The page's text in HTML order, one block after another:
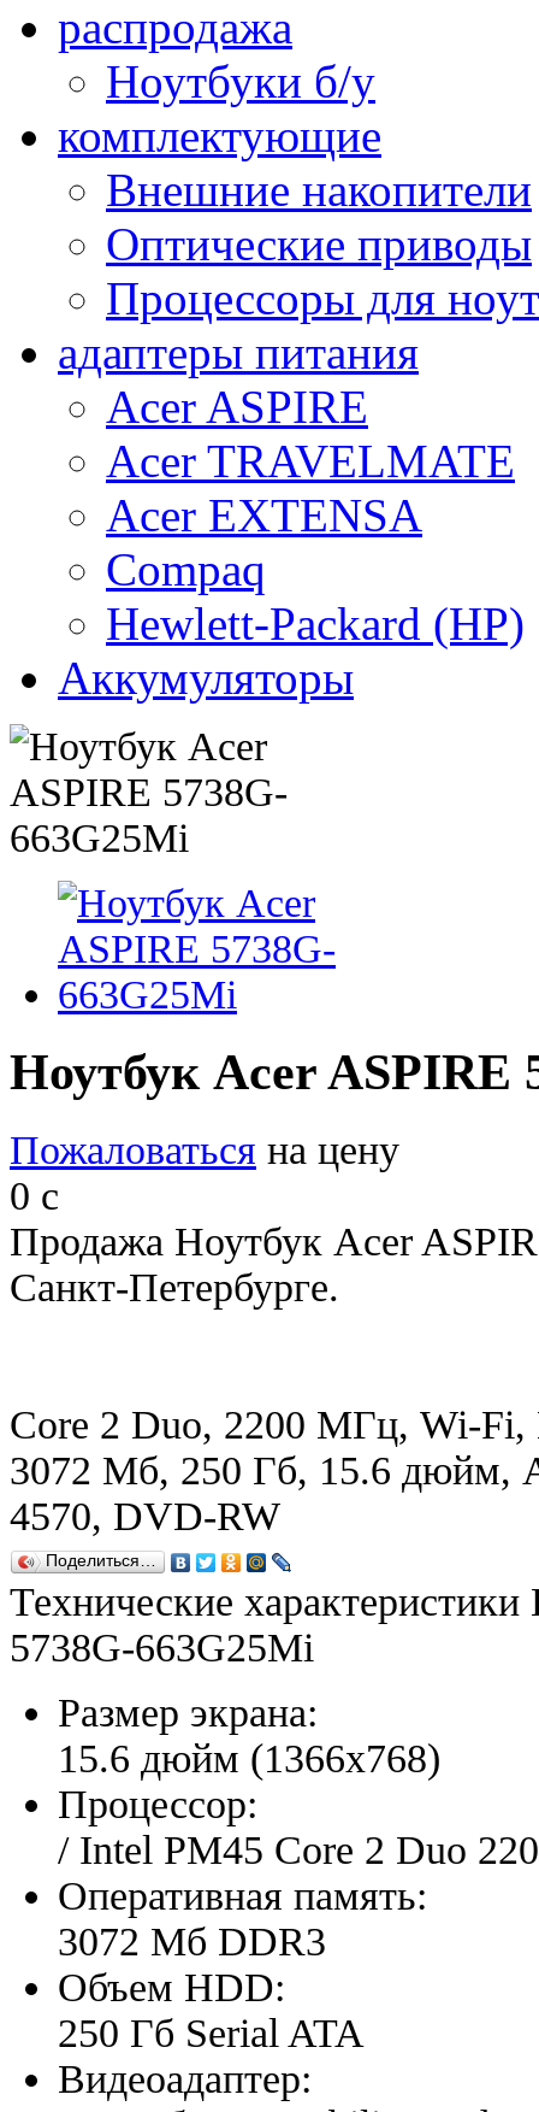
распродажа
Ноутбуки б/у
комплектующие
Внешние накопители
Оптические приводы
Процессоры для
адаптеры питания
Acer ASPIRE
Acer TRAVELMATE
Acer EXTENSA
Compaq
Hewlett-Packard (HP)
Аккумуляторы
Ноутбук Acer ASPIRE
Пожаловаться на цену
0 c
Продажа Ноутбук Acer
Санкт-Петербурге.
Core 2 Duo, 2200 МГц, Wi-Fi,
3072 Мб, 250 Гб, 15.6 дюйм,
4570, DVD-RW
Поделиться…
Технические
5738G-663G25Mi
Размер экрана:
15.6 дюйм (1366x768)
Процессор:
/ Intel PM45 Core 2 Duo
Оперативная память:
3072 Мб DDR3
Объем HDD:
250 Гб Serial ATA
Видеоадаптер: